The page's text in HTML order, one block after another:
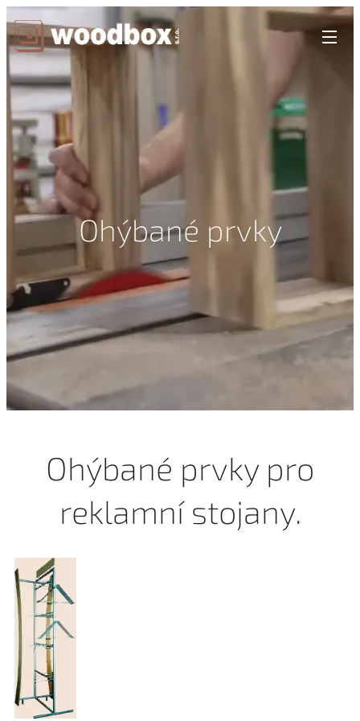
Ohýbané prvky
Ohýbané prvky pro
reklamní stojany.